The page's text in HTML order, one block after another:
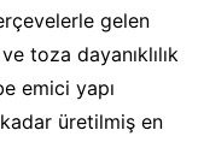
gelen
toza dayanıklılık
emici yapı
üretilmiş en